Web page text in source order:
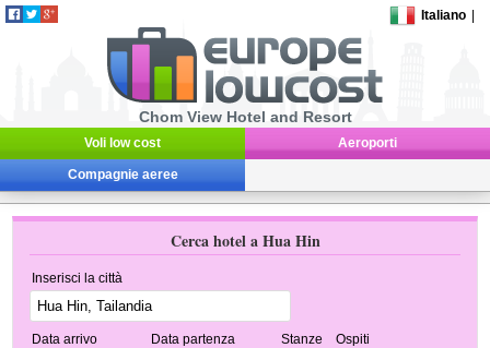
Italiano
Chom View Hotel and Resort
Voli low cost Aeroporti
Compagnie aeree
Cerca hotel a Hua Hin
Inserisci la città
Data arrivo Data partenza Stanze Ospiti